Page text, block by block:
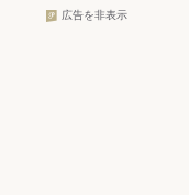
広告を非表示